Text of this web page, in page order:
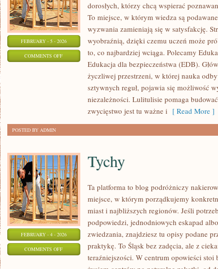
FEBRUARY - 5 - 2026
COMMENTS OFFON
dorosłych, którzy chcą wspierać
To miejsce, w którym wiedza są
wyzwania zamieniają się w satysfakcję.
wyobraźnią, dzięki czemu uczeń może
to, co najbardziej wciąga. Polecamy
Edukacja dla bezpieczeństwa (EDB).
życzliwej przestrzeni, w której nauka
sztywnych reguł, pojawia się możliwość
niezależności. Lulitulisie pomaga
zwycięstwo jest tu ważne i [ Read More ]
POSTED BY ADMIN
FEBRUARY - 4 - 2026
COMMENTS OFFON
Tychy
Ta platforma to blog podróżniczy
miejsce, w którym porządkujemy
miast i najbliższych regionów. Jeśli
podpowiedzi, jednodniowych eskapad
zwiedzania, znajdziesz tu opisy podane
praktykę. To Śląsk bez zadęcia, ale z
teraźniejszości. W centrum opowieści